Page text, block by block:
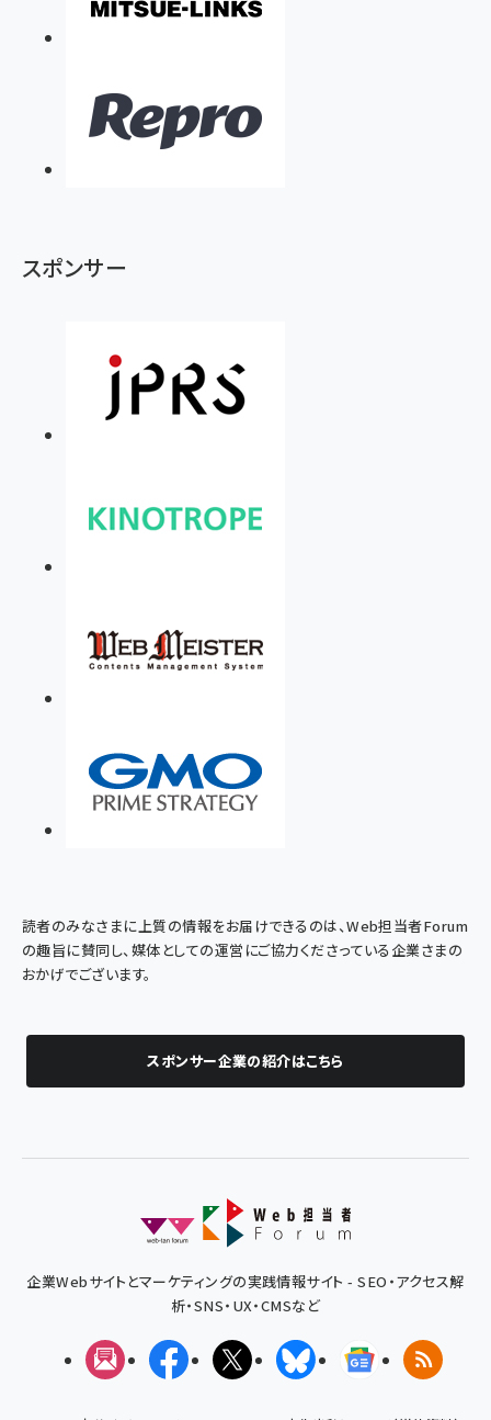
スポンサー
読者のみなさまに上質の情報をお届けできるのは、Web担当者Forum
の趣旨に賛同し、媒体としての運営にご協力くださっている企業さまの
おかげでございます。
スポンサー企業の紹介はこちら
企業Webサイトとマーケティングの実践情報サイト - SEO・アクセス解
析・SNS・UX・CMSなど
メルマガFacebookX(エックス)BlueskyGoogleニュ
RSS